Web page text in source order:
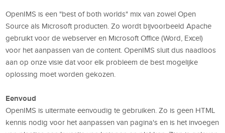
OpenIMS is een "best of both worlds" mix van zowel Open
Source als Microsoft producten. Zo wordt bijvoorbeeld Apache
gebruikt voor de webserver en Microsoft Office (Word, Excel)
voor het aanpassen van de content. OpenIMS sluit dus naadloos
aan op onze visie dat voor elk probleem de best mogelijke
oplossing moet worden gekozen.
Eenvoud
OpenIMS is uitermate eenvoudig te gebruiken. Zo is geen HTML
kennis nodig voor het aanpassen van pagina's en is het invoegen